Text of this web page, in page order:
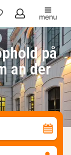
menu
på
an der